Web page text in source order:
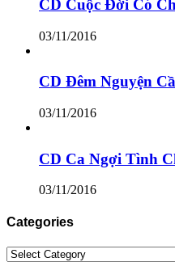
CD Cuộc Đời Có
03/11/2016
CD Đêm Nguyện
03/11/2016
CD Ca Ngợi Tình
03/11/2016
Categories
Categories